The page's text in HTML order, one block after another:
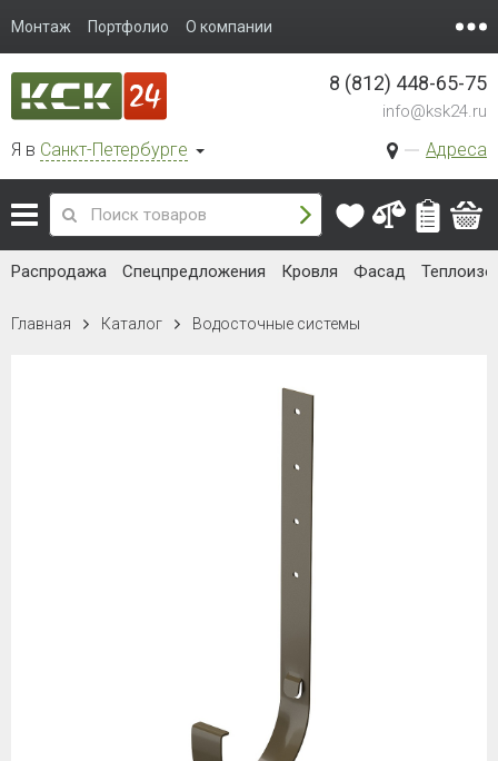
Монтаж Портфолио О компании
Я в Санкт-Петербурге Адреса
8 (812) 448-65-75
info@ksk24.ru
Распродажа Спецпредложения Кровля Фасад
Главная Каталог Водосточные системы